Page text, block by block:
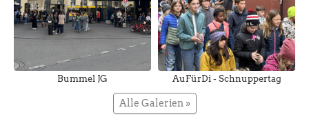
Bummel JG AuFürDi - Schnuppertag
Alle Galerien »